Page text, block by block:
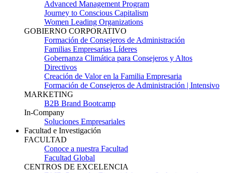
Advanced Management Program
Journey to Conscious Capitalism
Women Leading Organizations
GOBIERNO CORPORATIVO
Formación de Consejeros de Administración
Familias Empresarias Líderes
Gobernanza Climática para Consejeros y Altos
Directivos
Creación de Valor en la Familia Empresaria
Formación de Consejeros de Administración | Intensivo
MARKETING
B2B Brand Bootcamp
In-Company
Soluciones Empresariales
Facultad e Investigación
FACULTAD
Conoce a nuestra Facultad
Facultad Global
CENTROS DE EXCELENCIA